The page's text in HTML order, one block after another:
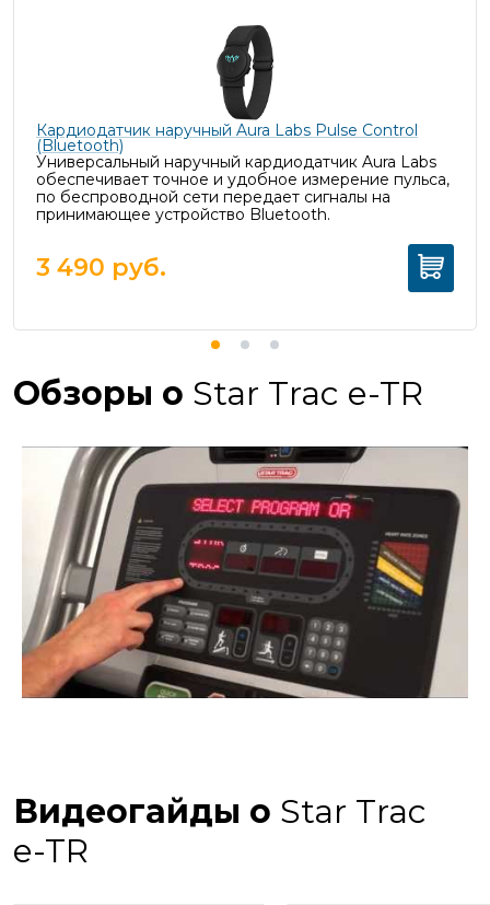
Кардиодатчик наручный Aura Labs Pulse Control
(Bluetooth)
Универсальный наручный кардиодатчик Aura Labs
обеспечивает точное и удобное измерение пульса,
по беспроводной сети передает сигналы на
принимающее устройство Bluetooth.
3 490 руб.
Обзоры о Star Trac e-TR
Видеогайды о Star Trac
e-TR